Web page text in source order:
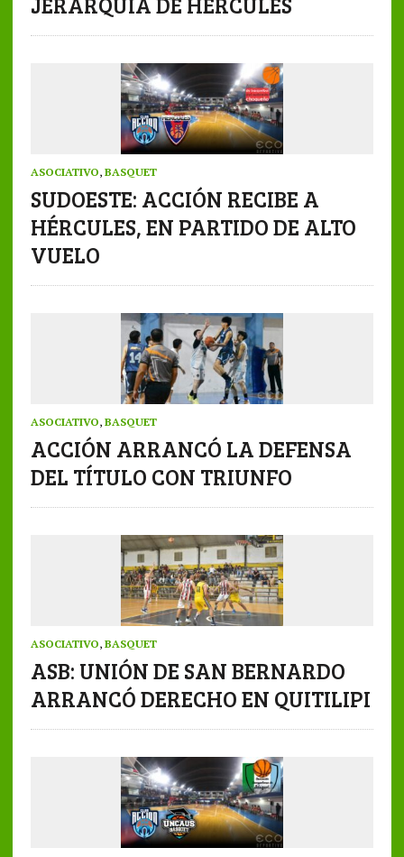
ASOCIATIVO, BASQUET
SUDOESTE: ACCIÓN RECIBE A
HÉRCULES, EN PARTIDO DE ALTO
VUELO
ASOCIATIVO, BASQUET
ACCIÓN ARRANCÓ LA DEFENSA
DEL TÍTULO CON TRIUNFO
ASOCIATIVO, BASQUET
ASB: UNIÓN DE SAN BERNARDO
ARRANCÓ DERECHO EN QUITILIPI